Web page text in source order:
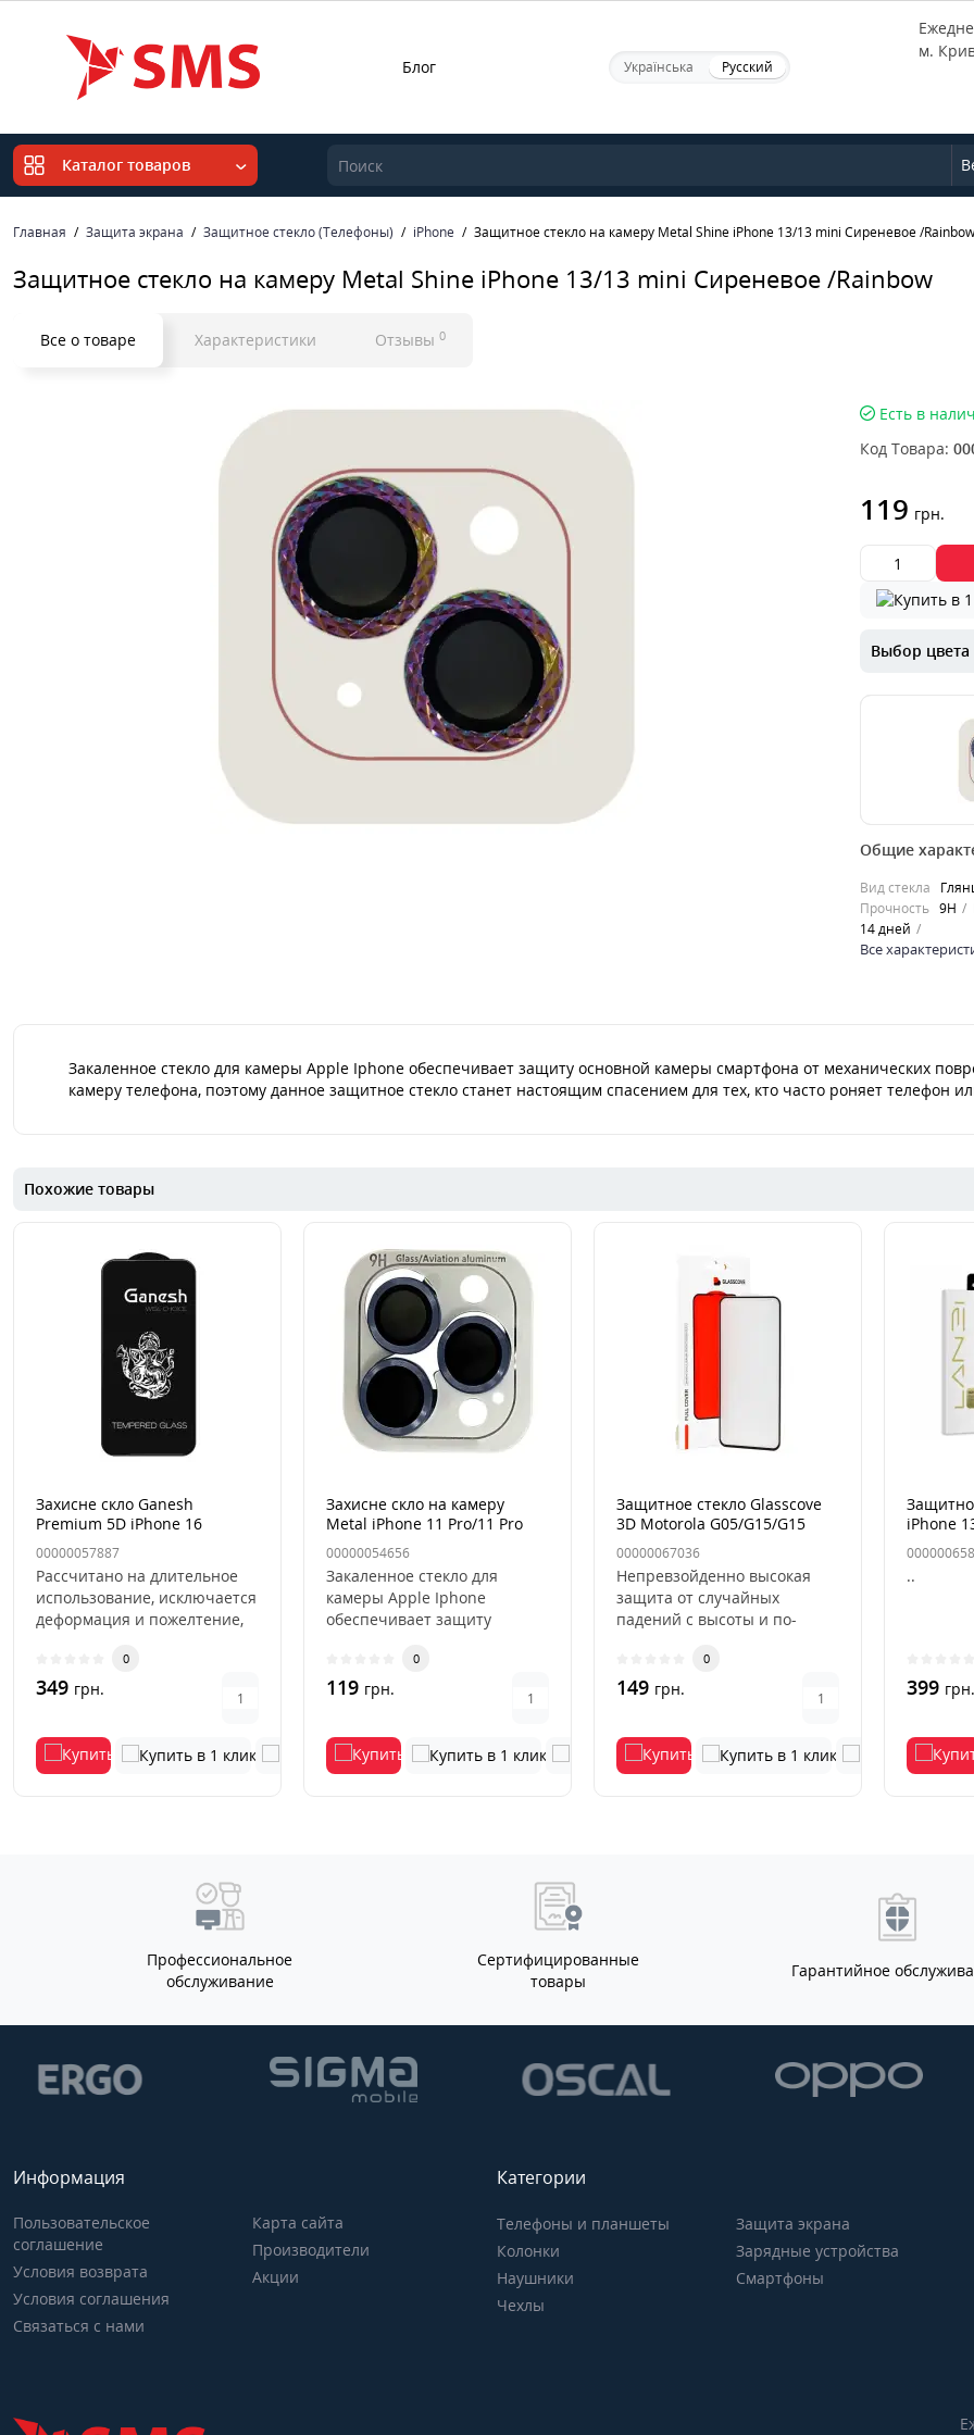
Блог Українська Русский
м.
Каталог товаров
Главная Защита экрана Защитное стекло (Телефоны) iPhone Защитное стекло на камеру Metal Shine iPhone 13/13 mini Сиреневое /Rainbow
Защитное стекло на камеру Metal Shine iPhone 13/13 mini Сиреневое /Rainbow
Все о товаре Характеристики Отзывы 0
Есть в
Код Товара:
119 грн.
Выбор цвета
Закаленное
Apple Iphone
основной
механичес..
Общие
Вид стекла
Прочность 9H
14 дней
Все
Закаленное стекло для камеры Apple Iphone обеспечивает защиту основной камеры смартфона от механических
камеру телефона, поэтому данное защитное стекло станет настоящим спасением для тех, кто часто роняет телефон
Похожие товары
Захисне скло Ganesh
Premium 5D iPhone 16
Plus/15 Plus Чорне
00000057887
Рассчитано на длительное
использование, исключается
деформация и пожелтение,
0
349 грн.
Захисне скло на камеру
Metal iPhone 11 Pro/11 Pro
Max/12 Pro Синий/ Pacific
Blue
00000054656
Закаленное стекло для
камеры Apple Iphone
обеспечивает защиту
от механичес..
0
119 грн.
Защитное стекло Glasscove
3D Motorola G05/G15/G15
Power Чорне
00000067036
Непревзойденно высокая
защита от случайных
падений с высоты и по-
царапин.Стекло ..
0
149 грн.
iPhone
..
399 грн.
Профессиональное
обслуживание
Сертифицированные
товары
Гарантийное
Информация
Пользовательское
соглашение
Условия возврата
Условия соглашения
Связаться с нами
Карта сайта
Производители
Акции
Категории
Телефоны и планшеты
Колонки
Наушники
Чехлы
Защита экрана
Зарядные устройства
Смартфоны